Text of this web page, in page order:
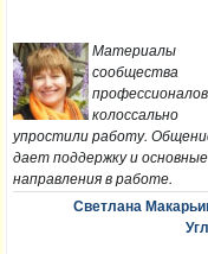
Материалы
сообщества
профессионалов
колоссально
упростили работу.
дает поддержку и основные
направления в работе.
Светлана